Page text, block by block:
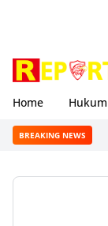
Home Hukum
BREAKING NEWS